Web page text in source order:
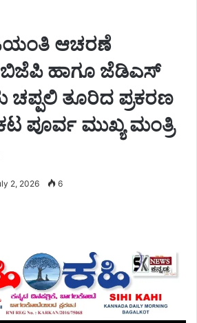
ಆಚರಣೆ
ಬಿಜೆಪಿ ಹಾಗೂ ಜೆಡಿಎಸ್
ಚಪ್ಪಲಿ ತೂರಿದ ಪ್ರಕರಣ
ಪೂರ್ವ ಮುಖ್ಯ ಮಂತ್ರಿ
2, 2026 6